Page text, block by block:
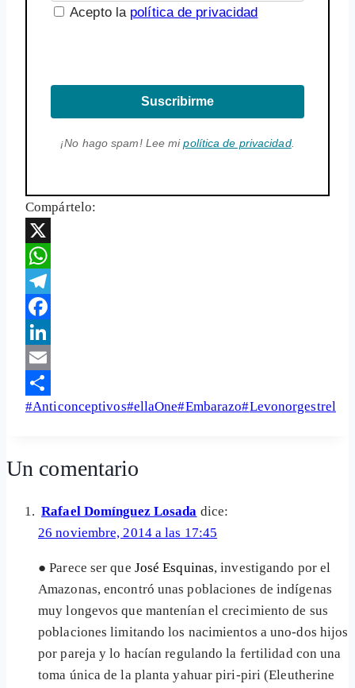
Acepto la política de privacidad
Suscribirme
¡No hago spam! Lee mipolítica de privacidad.
Compártelo:
X
WhatsApp
Telegram
Facebook
LinkedIn
Email
Share
Etiquetas
entrada:
#Anticonceptivos#ellaOne#Embarazo#Levonorgestrel
Un comentario
Rafael Domínguez Losada dice:
26 noviembre, 2014 a las 17:45
● Parece ser que José Esquinas, investigando por el
Amazonas, encontró unas poblaciones de indígenas
muy longevos que mantenían el crecimiento de sus
poblaciones limitando los nacimientos a uno-dos hijos
por pareja y lo hacían regulando la fertilidad con una
toma única de la planta yahuar piri-piri (Eleutherine